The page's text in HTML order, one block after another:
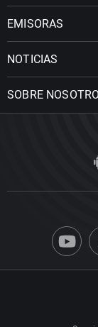
EMISORAS
NOTICIAS
SOBRE